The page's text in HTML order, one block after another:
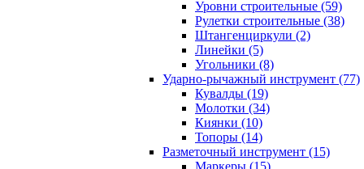
Уровни строительные (59)
Рулетки строительные (38)
Штангенциркули (2)
Линейки (5)
Угольники (8)
Ударно-рычажный инструмент (77)
Кувалды (19)
Молотки (34)
Киянки (10)
Топоры (14)
Разметочный инструмент (15)
Маркеры (15)